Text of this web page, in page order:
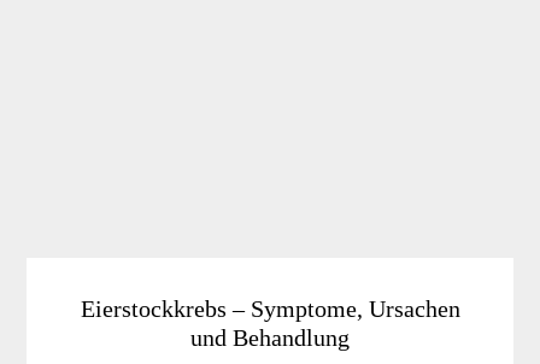
Eierstockkrebs – Symptome, Ursachen
und Behandlung